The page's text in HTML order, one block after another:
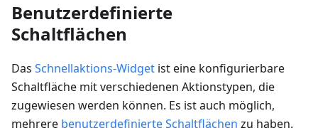
Benutzerdefinierte
Schaltflächen
Das Schnellaktions-Widget ist eine konfigurierbare
Schaltfläche mit verschiedenen Aktionstypen, die
zugewiesen werden können. Es ist auch möglich,
mehrere benutzerdefinierte Schaltflächen zu haben.